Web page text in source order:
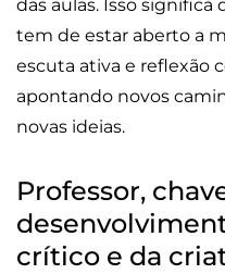
das aulas. Isso
tem de estar aberto a
escuta ativa e reflexão
apontando novos
novas ideias.
Professor,
crítico e da